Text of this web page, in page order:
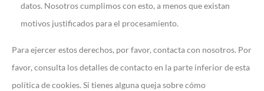
datos. Nosotros cumplimos con esto, a menos que existan
motivos justificados para el procesamiento.
Para ejercer estos derechos, por favor, contacta con nosotros. Por
favor, consulta los detalles de contacto en la parte inferior de esta
política de cookies. Si tienes alguna queja sobre cómo